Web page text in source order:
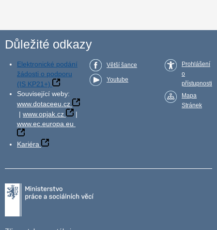
Důležité odkazy
Elektronické podání
žádosti o podporu
(IS KP21+)
Související weby:
www.dotaceeu.cz
| www.opjak.cz
|
www.ec.europa.eu
Kariéra
Větší šance
Youtube
Prohlášení
o
přístupnosti
Mapa
Stránek